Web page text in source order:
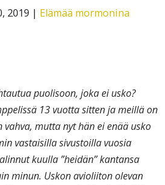
2019 | Elämää mormonina
puolisoon, joka ei usko?
13 vuotta sitten ja meillä on
mutta nyt hän ei enää usko
vastaisilla sivustoilla vuosia
kuulla ”heidän” kantansa
minun. Uskon avioliiton olevan